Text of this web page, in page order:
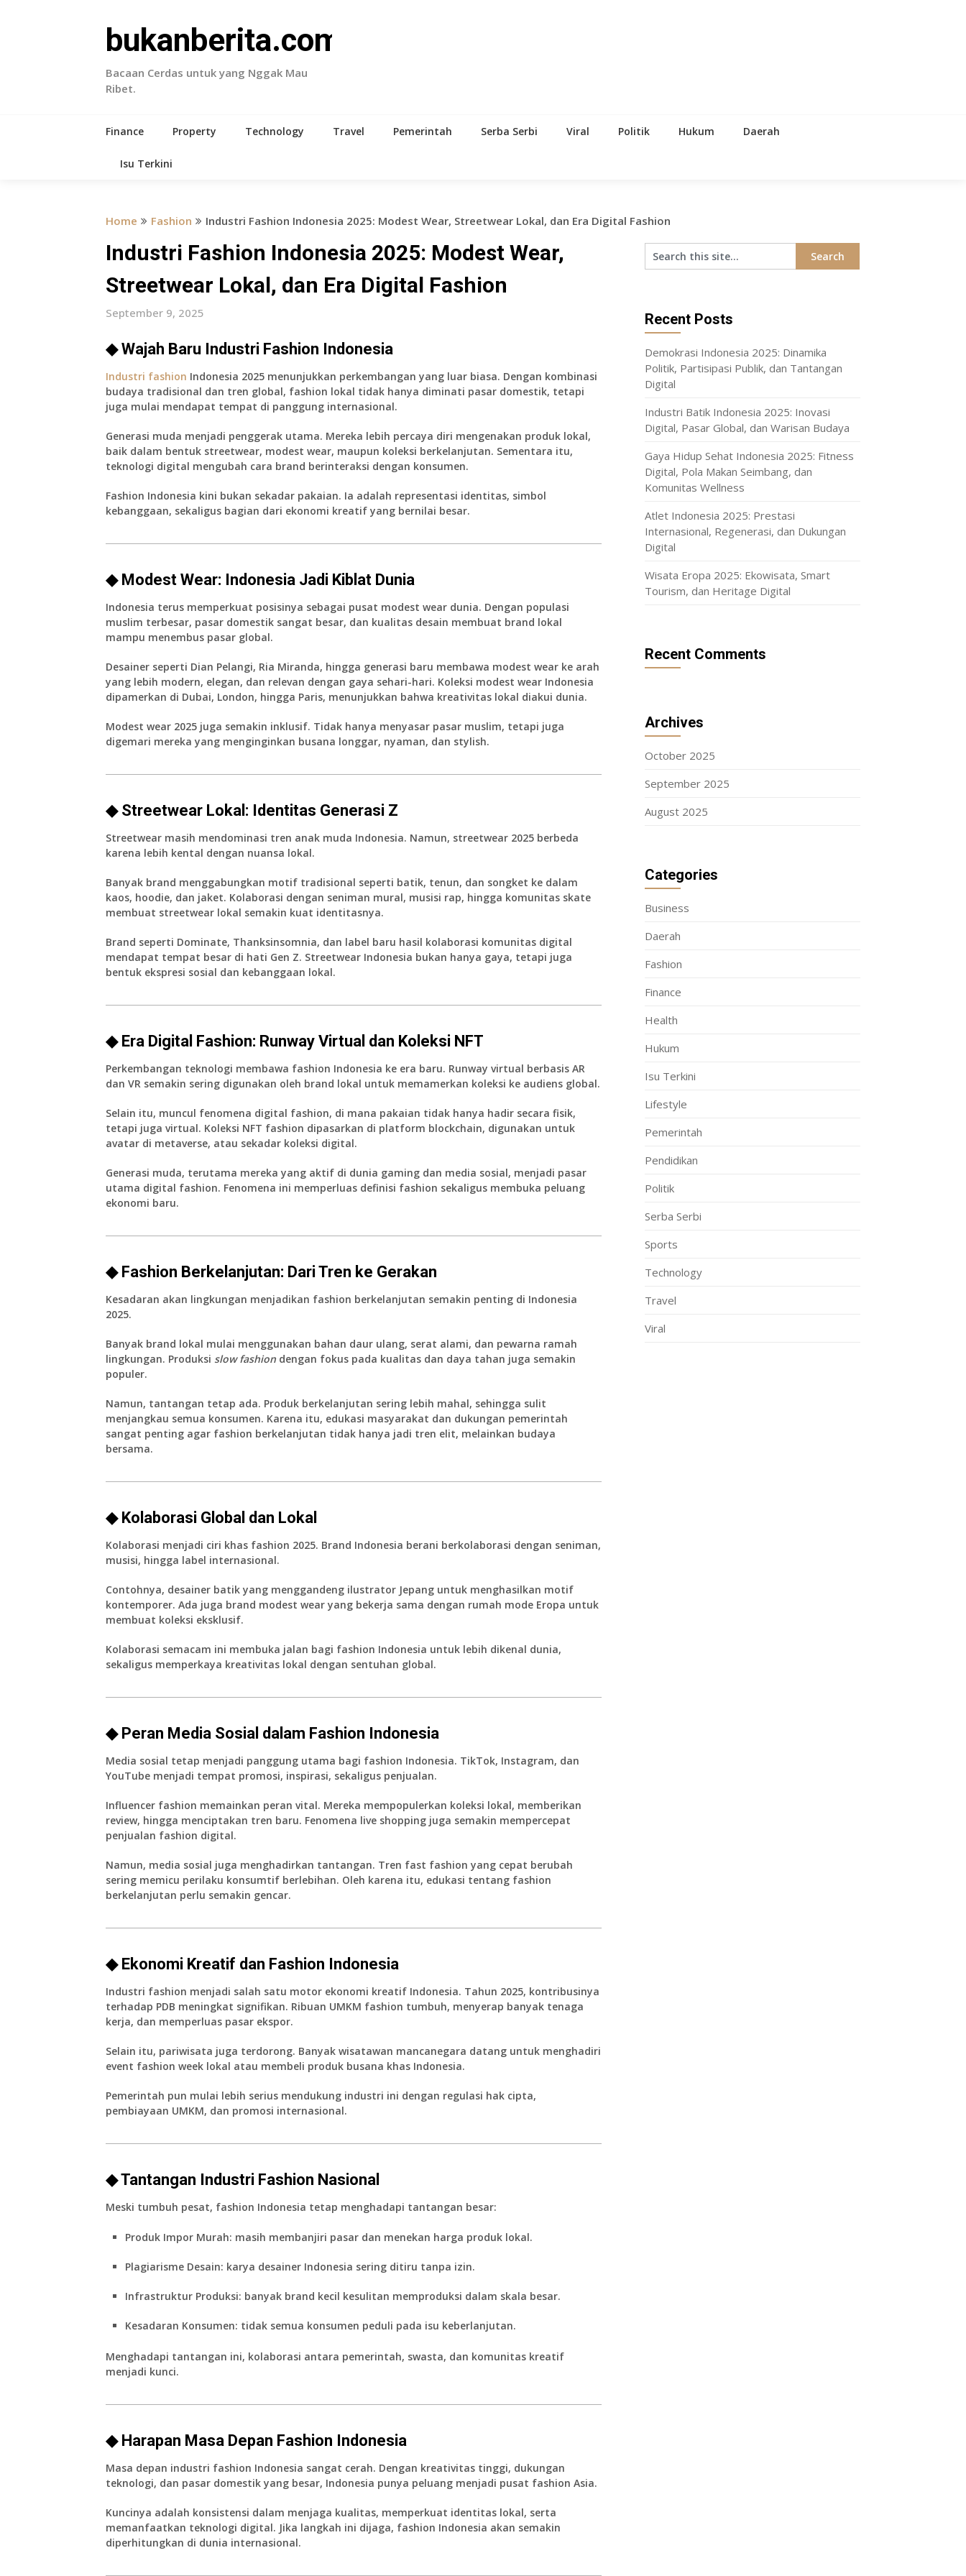
bukanberita.com
Bacaan Cerdas untuk yang Nggak Mau
Ribet.
Finance Property Technology Travel Pemerintah Serba Serbi Viral Politik Hukum Daerah
Isu Terkini
Home Fashion Industri Fashion Indonesia 2025: Modest Wear, Streetwear Lokal, dan Era Digital Fashion
Industri Fashion Indonesia 2025: Modest Wear,
Streetwear Lokal, dan Era Digital Fashion
September 9, 2025
◆ Wajah Baru Industri Fashion Indonesia
Industri fashion Indonesia 2025 menunjukkan perkembangan yang luar biasa. Dengan kombinasi
budaya tradisional dan tren global, fashion lokal tidak hanya diminati pasar domestik, tetapi
juga mulai mendapat tempat di panggung internasional.
Generasi muda menjadi penggerak utama. Mereka lebih percaya diri mengenakan produk lokal,
baik dalam bentuk streetwear, modest wear, maupun koleksi berkelanjutan. Sementara itu,
teknologi digital mengubah cara brand berinteraksi dengan konsumen.
Fashion Indonesia kini bukan sekadar pakaian. Ia adalah representasi identitas, simbol
kebanggaan, sekaligus bagian dari ekonomi kreatif yang bernilai besar.
◆ Modest Wear: Indonesia Jadi Kiblat Dunia
Indonesia terus memperkuat posisinya sebagai pusat modest wear dunia. Dengan populasi
muslim terbesar, pasar domestik sangat besar, dan kualitas desain membuat brand lokal
mampu menembus pasar global.
Desainer seperti Dian Pelangi, Ria Miranda, hingga generasi baru membawa modest wear ke arah
yang lebih modern, elegan, dan relevan dengan gaya sehari-hari. Koleksi modest wear Indonesia
dipamerkan di Dubai, London, hingga Paris, menunjukkan bahwa kreativitas lokal diakui dunia.
Modest wear 2025 juga semakin inklusif. Tidak hanya menyasar pasar muslim, tetapi juga
digemari mereka yang menginginkan busana longgar, nyaman, dan stylish.
◆ Streetwear Lokal: Identitas Generasi Z
Streetwear masih mendominasi tren anak muda Indonesia. Namun, streetwear 2025 berbeda
karena lebih kental dengan nuansa lokal.
Banyak brand menggabungkan motif tradisional seperti batik, tenun, dan songket ke dalam
kaos, hoodie, dan jaket. Kolaborasi dengan seniman mural, musisi rap, hingga komunitas skate
membuat streetwear lokal semakin kuat identitasnya.
Brand seperti Dominate, Thanksinsomnia, dan label baru hasil kolaborasi komunitas digital
mendapat tempat besar di hati Gen Z. Streetwear Indonesia bukan hanya gaya, tetapi juga
bentuk ekspresi sosial dan kebanggaan lokal.
◆ Era Digital Fashion: Runway Virtual dan Koleksi NFT
Perkembangan teknologi membawa fashion Indonesia ke era baru. Runway virtual berbasis AR
dan VR semakin sering digunakan oleh brand lokal untuk memamerkan koleksi ke audiens global.
Selain itu, muncul fenomena digital fashion, di mana pakaian tidak hanya hadir secara fisik,
tetapi juga virtual. Koleksi NFT fashion dipasarkan di platform blockchain, digunakan untuk
avatar di metaverse, atau sekadar koleksi digital.
Generasi muda, terutama mereka yang aktif di dunia gaming dan media sosial, menjadi pasar
utama digital fashion. Fenomena ini memperluas definisi fashion sekaligus membuka peluang
ekonomi baru.
◆ Fashion Berkelanjutan: Dari Tren ke Gerakan
Kesadaran akan lingkungan menjadikan fashion berkelanjutan semakin penting di Indonesia
2025.
Banyak brand lokal mulai menggunakan bahan daur ulang, serat alami, dan pewarna ramah
lingkungan. Produksi slow fashion dengan fokus pada kualitas dan daya tahan juga semakin
populer.
Namun, tantangan tetap ada. Produk berkelanjutan sering lebih mahal, sehingga sulit
menjangkau semua konsumen. Karena itu, edukasi masyarakat dan dukungan pemerintah
sangat penting agar fashion berkelanjutan tidak hanya jadi tren elit, melainkan budaya
bersama.
◆ Kolaborasi Global dan Lokal
Kolaborasi menjadi ciri khas fashion 2025. Brand Indonesia berani berkolaborasi dengan seniman,
musisi, hingga label internasional.
Contohnya, desainer batik yang menggandeng ilustrator Jepang untuk menghasilkan motif
kontemporer. Ada juga brand modest wear yang bekerja sama dengan rumah mode Eropa untuk
membuat koleksi eksklusif.
Kolaborasi semacam ini membuka jalan bagi fashion Indonesia untuk lebih dikenal dunia,
sekaligus memperkaya kreativitas lokal dengan sentuhan global.
◆ Peran Media Sosial dalam Fashion Indonesia
Media sosial tetap menjadi panggung utama bagi fashion Indonesia. TikTok, Instagram, dan
YouTube menjadi tempat promosi, inspirasi, sekaligus penjualan.
Influencer fashion memainkan peran vital. Mereka mempopulerkan koleksi lokal, memberikan
review, hingga menciptakan tren baru. Fenomena live shopping juga semakin mempercepat
penjualan fashion digital.
Namun, media sosial juga menghadirkan tantangan. Tren fast fashion yang cepat berubah
sering memicu perilaku konsumtif berlebihan. Oleh karena itu, edukasi tentang fashion
berkelanjutan perlu semakin gencar.
◆ Ekonomi Kreatif dan Fashion Indonesia
Industri fashion menjadi salah satu motor ekonomi kreatif Indonesia. Tahun 2025, kontribusinya
terhadap PDB meningkat signifikan. Ribuan UMKM fashion tumbuh, menyerap banyak tenaga
kerja, dan memperluas pasar ekspor.
Selain itu, pariwisata juga terdorong. Banyak wisatawan mancanegara datang untuk menghadiri
event fashion week lokal atau membeli produk busana khas Indonesia.
Pemerintah pun mulai lebih serius mendukung industri ini dengan regulasi hak cipta,
pembiayaan UMKM, dan promosi internasional.
◆ Tantangan Industri Fashion Nasional
Meski tumbuh pesat, fashion Indonesia tetap menghadapi tantangan besar:
Produk Impor Murah: masih membanjiri pasar dan menekan harga produk lokal.
Plagiarisme Desain: karya desainer Indonesia sering ditiru tanpa izin.
Infrastruktur Produksi: banyak brand kecil kesulitan memproduksi dalam skala besar.
Kesadaran Konsumen: tidak semua konsumen peduli pada isu keberlanjutan.
Menghadapi tantangan ini, kolaborasi antara pemerintah, swasta, dan komunitas kreatif
menjadi kunci.
◆ Harapan Masa Depan Fashion Indonesia
Masa depan industri fashion Indonesia sangat cerah. Dengan kreativitas tinggi, dukungan
teknologi, dan pasar domestik yang besar, Indonesia punya peluang menjadi pusat fashion Asia.
Kuncinya adalah konsistensi dalam menjaga kualitas, memperkuat identitas lokal, serta
memanfaatkan teknologi digital. Jika langkah ini dijaga, fashion Indonesia akan semakin
diperhitungkan di dunia internasional.
Recent Posts
Demokrasi Indonesia 2025: Dinamika
Politik, Partisipasi Publik, dan Tantangan
Digital
Industri Batik Indonesia 2025: Inovasi
Digital, Pasar Global, dan Warisan Budaya
Gaya Hidup Sehat Indonesia 2025: Fitness
Digital, Pola Makan Seimbang, dan
Komunitas Wellness
Atlet Indonesia 2025: Prestasi
Internasional, Regenerasi, dan Dukungan
Digital
Wisata Eropa 2025: Ekowisata, Smart
Tourism, dan Heritage Digital
Recent Comments
Archives
October 2025
September 2025
August 2025
Categories
Business
Daerah
Fashion
Finance
Health
Hukum
Isu Terkini
Lifestyle
Pemerintah
Pendidikan
Politik
Serba Serbi
Sports
Technology
Travel
Viral